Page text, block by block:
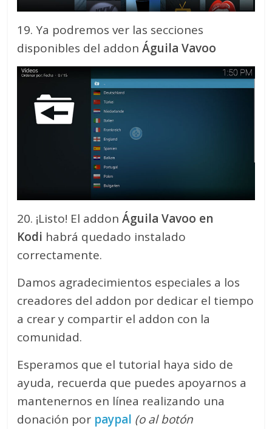
19. Ya podremos ver las secciones
disponibles del addon Águila Vavoo
20. ¡Listo! El addon Águila Vavoo en
Kodi habrá quedado instalado
correctamente.
Damos agradecimientos especiales a los
creadores del addon por dedicar el tiempo
a crear y compartir el addon con la
comunidad.
Esperamos que el tutorial haya sido de
ayuda, recuerda que puedes apoyarnos a
mantenernos en línea realizando una
donación por paypal (o al botón